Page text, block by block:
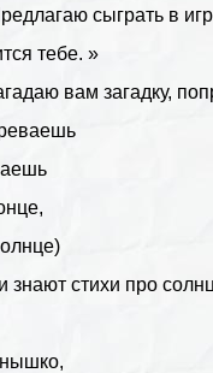
сыграть в
тебе. »
вам загадку,
знают стихи про